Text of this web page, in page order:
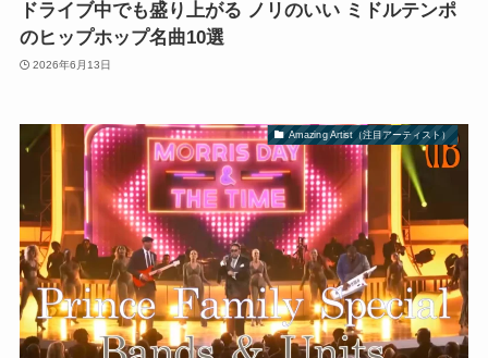
ドライブ中でも盛り上がる ノリのいい ミドルテンポ
のヒップホップ名曲10選
2026年6月13日
Amazing Artist（注目アーティスト）